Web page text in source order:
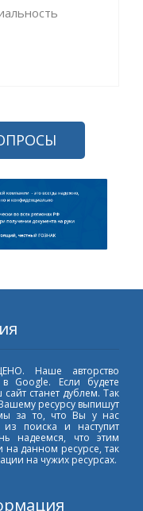
Наше авторство
Google. Если будете
станет дублем. Так
ресурсу выпишут
за то, что Вы у нас
из поиска и наступит
надеемся, что этим
на данном ресурсе, так
на чужих ресурсах.